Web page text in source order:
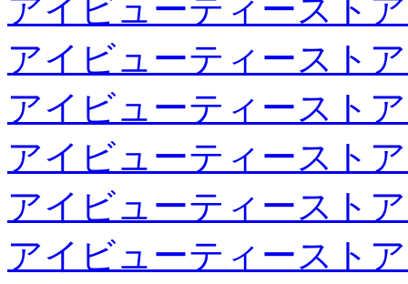
アイビューティースト
アイビューティースト
アイビューティースト
アイビューティースト
アイビューティースト
アイビューティースト